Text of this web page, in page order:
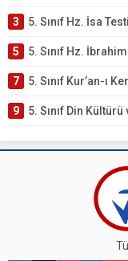
3 5. Sınıf Hz. İsa Testi –
5 5. Sınıf Hz.
7 5. Sınıf Kur’an-ı Kerim’den Öğütler – Peygamber
9 5. Sınıf Din Kültürü ve Ahlak Bilgisi 3. Ünite: